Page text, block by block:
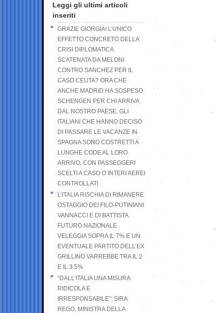
Leggi gli ultimi articoli
inseriti
GRAZIE GIORGIA! L’UNICO
EFFETTO CONCRETO DELLA
CRISI DIPLOMATICA
SCATENATA DA MELONI
CONTRO SANCHEZ PER IL
CASO CEUTA? ORA CHE
ANCHE MADRID HA SOSPESO
SCHENGEN PER CHI ARRIVA
DAL NOSTRO PAESE, GLI
ITALIANI CHE HANNO DECISO
DI PASSARE LE VACANZE IN
SPAGNA SONO COSTRETTI A
LUNGHE CODE AL LORO
ARRIVO, CON PASSEGGERI
SCELTI A CASO O INTERI AEREI
CONTROLLATI
L’ITALIA RISCHIA DI RIMANERE
OSTAGGIO DEI FILO-PUTINIANI
VANNACCI E DI BATTISTA.
FUTURO NAZIONALE
VELEGGIA SOPRA IL 7% E UN
EVENTUALE PARTITO DELL’EX
GRILLINO VARREBBE TRA IL 2
E IL 3.5%
“DALL’ITALIA UNA MISURA
RIDICOLA E
IRRESPONSABILE”: SIRA
REGO, MINISTRA DELLA